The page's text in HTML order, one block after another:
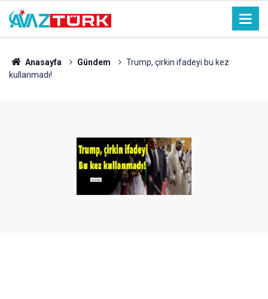
Anasayfa Gündem
Trump, çirkin ifadeyi bu kez
kullanmadı!